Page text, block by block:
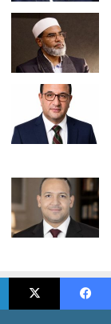
2026 جميع الحقوق محفوظة للمجلس العربي للمسئولية المجتمعية